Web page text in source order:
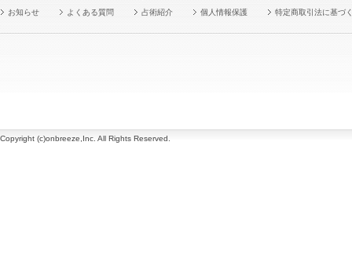
お知らせ
よくある質問 占術紹介 個人情報保護 特定商取引法に基づ
Copyright (c)onbreeze,Inc. All Rights Reserved.